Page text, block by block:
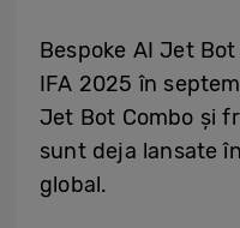
Bespoke AI Jet
IFA 2025 în
Jet Bot Combo și
sunt deja lansate
global.